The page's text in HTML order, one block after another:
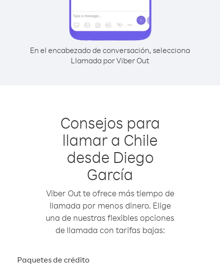
En el encabezado de conversación, selecciona
Llamada por Viber Out
Consejos para
llamar a Chile
desde Diego
García
Viber Out te ofrece más tiempo de
llamada por menos dinero. Elige
una de nuestras flexibles opciones
de llamada con tarifas bajas:
Paquetes de crédito